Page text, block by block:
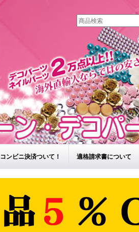
コンビニ決済ついて！ 適格請求書について